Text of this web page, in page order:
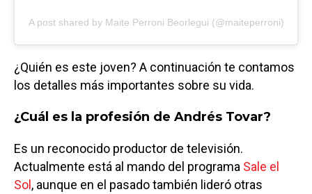
A post shared by Maite Perroni Beorlegui (@maiteperroni)
¿Quién es este joven? A continuación te contamos
los detalles más importantes sobre su vida.
¿Cuál es la profesión de Andrés Tovar?
Es un reconocido productor de televisión.
Actualmente está al mando del programa Sale el
Sol, aunque en el pasado también lideró otras